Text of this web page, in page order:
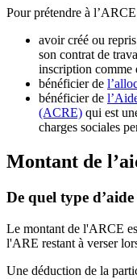
Pour prétendre à
avoir créé ou
son contrat de
inscription comme
bénéficier de
bénéficier de
(ACRE) qui est
charges sociales
Montant de
De quel type d’aide
Le montant de l'ARCE
l'ARE restant à verser
Une déduction de la